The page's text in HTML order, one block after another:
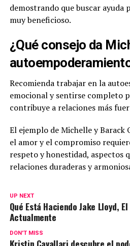
demostrando que buscar ayuda
muy beneficioso.
¿Qué consejo da
Recomienda trabajar en la
emocional y sentirse completo
contribuye a relaciones más
El ejemplo de Michelle y Barack
el amor y el compromiso
respeto y honestidad, aspectos
relaciones duraderas y
UP NEXT
Qué Está Haciendo Jake Lloyd,
Actualmente
DON'T MISS